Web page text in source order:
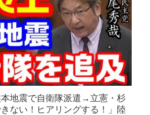
本地震で自衛隊派遣→立憲・杉
ない！ヒアリングする！」陸